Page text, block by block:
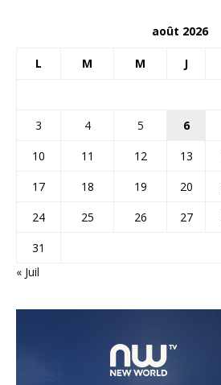
août 2026
L M M J
3
4 5 6
10
11 12 13
17
18 19 20
24
25 26 27
31
« Juil